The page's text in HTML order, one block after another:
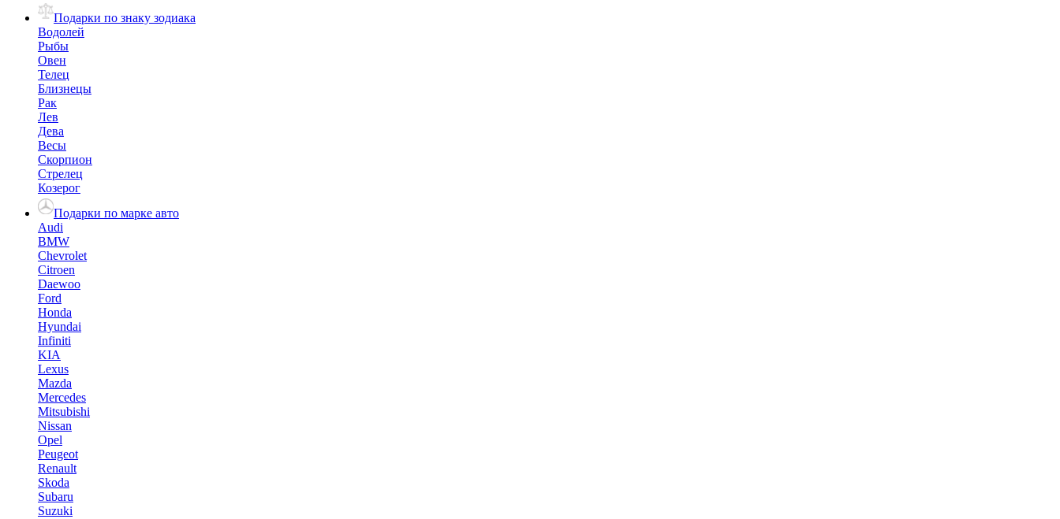
Подарки по знаку зодиака
Водолей
Рыбы
Овен
Телец
Близнецы
Рак
Лев
Дева
Весы
Скорпион
Стрелец
Козерог
Подарки по марке авто
Audi
BMW
Chevrolet
Citroen
Daewoo
Ford
Honda
Hyundai
Infiniti
KIA
Lexus
Mazda
Mercedes
Mitsubishi
Nissan
Opel
Peugeot
Renault
Skoda
Subaru
Suzuki